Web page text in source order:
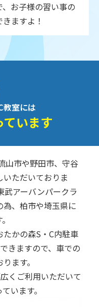
お子様の習い事の
ますよ！
教室には
ています
山市や野田市、守谷
ただいておりま
武アーバンパークラ
、柏市や埼玉県に
かの森S・C内駐車
きますので、車での
ます。
くご利用いただいて
います。